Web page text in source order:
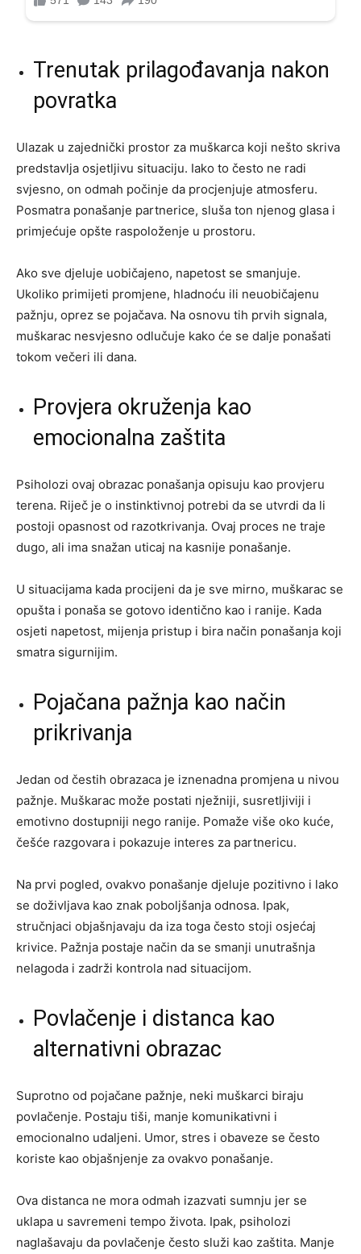
Trenutak prilagođavanja nakon
povratka
Ulazak u zajednički prostor za muškarca koji nešto skriva
predstavlja osjetljivu situaciju. Iako to često ne radi
svjesno, on odmah počinje da procjenjuje atmosferu.
Posmatra ponašanje partnerice, sluša ton njenog glasa i
primjećuje opšte raspoloženje u prostoru.
Ako sve djeluje uobičajeno, napetost se smanjuje.
Ukoliko primijeti promjene, hladnoću ili neuobičajenu
pažnju, oprez se pojačava. Na osnovu tih prvih signala,
muškarac nesvjesno odlučuje kako će se dalje ponašati
tokom večeri ili dana.
Provjera okruženja kao
emocionalna zaštita
Psiholozi ovaj obrazac ponašanja opisuju kao provjeru
terena. Riječ je o instinktivnoj potrebi da se utvrdi da li
postoji opasnost od razotkrivanja. Ovaj proces ne traje
dugo, ali ima snažan uticaj na kasnije ponašanje.
U situacijama kada procijeni da je sve mirno, muškarac se
opušta i ponaša se gotovo identično kao i ranije. Kada
osjeti napetost, mijenja pristup i bira način ponašanja koji
smatra sigurnijim.
Pojačana pažnja kao način
prikrivanja
Jedan od čestih obrazaca je iznenadna promjena u nivou
pažnje. Muškarac može postati nježniji, susretljiviji i
emotivno dostupniji nego ranije. Pomaže više oko kuće,
češće razgovara i pokazuje interes za partnericu.
Na prvi pogled, ovakvo ponašanje djeluje pozitivno i lako
se doživljava kao znak poboljšanja odnosa. Ipak,
stručnjaci objašnjavaju da iza toga često stoji osjećaj
krivice. Pažnja postaje način da se smanji unutrašnja
nelagoda i zadrži kontrola nad situacijom.
Povlačenje i distanca kao
alternativni obrazac
Suprotno od pojačane pažnje, neki muškarci biraju
povlačenje. Postaju tiši, manje komunikativni i
emocionalno udaljeni. Umor, stres i obaveze se često
koriste kao objašnjenje za ovakvo ponašanje.
Ova distanca ne mora odmah izazvati sumnju jer se
uklapa u savremeni tempo života. Ipak, psiholozi
naglašavaju da povlačenje često služi kao zaštita. Manje